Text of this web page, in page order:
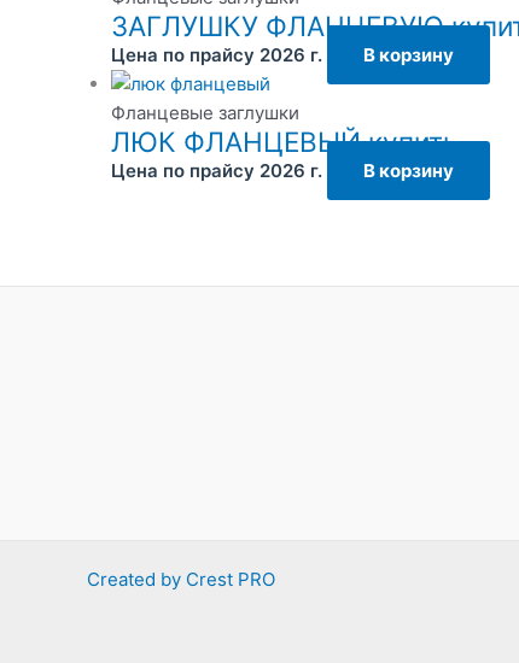
ЗАГЛУШКУ ФЛАНЦЕВУЮ
Цена по прайсу 2026 г. В корзину
Фланцевые заглушки
ЛЮК ФЛАНЦЕВЫЙ купить
Цена по прайсу 2026 г. В корзину
Created by Crest PRO